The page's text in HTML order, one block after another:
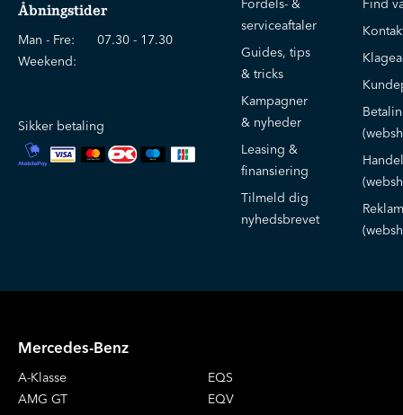
Åbningstider
Man - Fre:
07.30 - 17.30
Weekend:
Sikker betaling
Fordels- &
serviceaftaler
Guides, tips
& tricks
Kampagner
& nyheder
Leasing &
finansiering
Tilmeld dig
nyhedsbrevet
Find
Mercedes-Benz
A-Klasse
AMG GT
EQS
EQV